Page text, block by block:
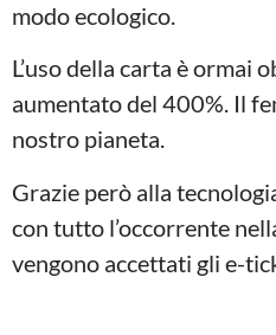
modo ecologico.
L’uso della carta è ormai
aumentato del 400%. Il
nostro pianeta.
Grazie però alla
con tutto l’occorrente
vengono accettati gli e-